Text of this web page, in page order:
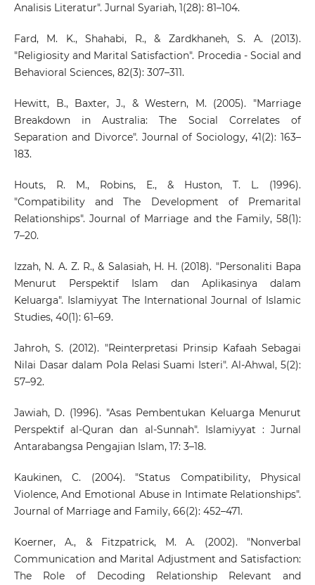
Analisis Literatur". Jurnal Syariah, 1(28): 81–104.
Fard, M. K., Shahabi, R., & Zardkhaneh, S. A. (2013).
"Religiosity and Marital Satisfaction". Procedia - Social and
Behavioral Sciences, 82(3): 307–311.
Hewitt, B., Baxter, J., & Western, M. (2005). "Marriage
Breakdown in Australia: The Social Correlates of
Separation and Divorce". Journal of Sociology, 41(2): 163–
183.
Houts, R. M., Robins, E., & Huston, T. L. (1996).
"Compatibility and The Development of Premarital
Relationships". Journal of Marriage and the Family, 58(1):
7–20.
Izzah, N. A. Z. R., & Salasiah, H. H. (2018). "Personaliti Bapa
Menurut Perspektif Islam dan Aplikasinya dalam
Keluarga". Islamiyyat The International Journal of Islamic
Studies, 40(1): 61–69.
Jahroh, S. (2012). "Reinterpretasi Prinsip Kafaah Sebagai
Nilai Dasar dalam Pola Relasi Suami Isteri". Al-Ahwal, 5(2):
57–92.
Jawiah, D. (1996). "Asas Pembentukan Keluarga Menurut
Perspektif al-Quran dan al-Sunnah". Islamiyyat : Jurnal
Antarabangsa Pengajian Islam, 17: 3–18.
Kaukinen, C. (2004). "Status Compatibility, Physical
Violence, And Emotional Abuse in Intimate Relationships".
Journal of Marriage and Family, 66(2): 452–471.
Koerner, A., & Fitzpatrick, M. A. (2002). "Nonverbal
Communication and Marital Adjustment and Satisfaction:
The Role of Decoding Relationship Relevant and